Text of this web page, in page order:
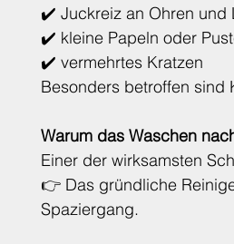
✔️ Juckreiz an Ohren und
✔️ kleine Papeln oder
✔️ vermehrtes Kratzen
Besonders betroffen sind
Warum das Waschen
Einer der wirksamsten
👉 Das gründliche
Spaziergang.